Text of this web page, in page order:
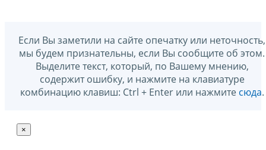
Если Вы заметили на сайте опечатку или неточность,
мы будем признательны, если Вы сообщите об этом.
Выделите текст, который, по Вашему мнению,
содержит ошибку, и нажмите на клавиатуре
комбинацию клавиш: Ctrl + Enter или нажмите сюда.
×